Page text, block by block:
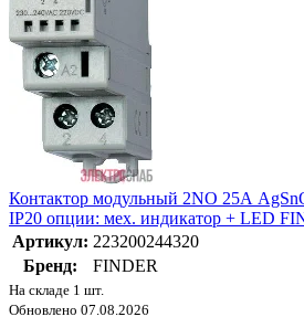
Контактор модульный 2NO 25А
IP20 опции: мех. индикатор + LED
Артикул: 223200244320
Бренд:
FINDER
На складе 1 шт.
Обновлено 07.08.2026